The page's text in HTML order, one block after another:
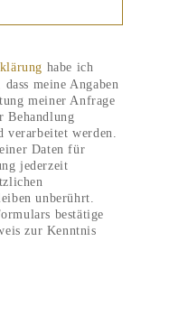
habe ich
meine Angaben
meiner Anfrage
Behandlung
verarbeitet werden.
Daten für
jederzeit
unberührt.
bestätige
zur Kenntnis